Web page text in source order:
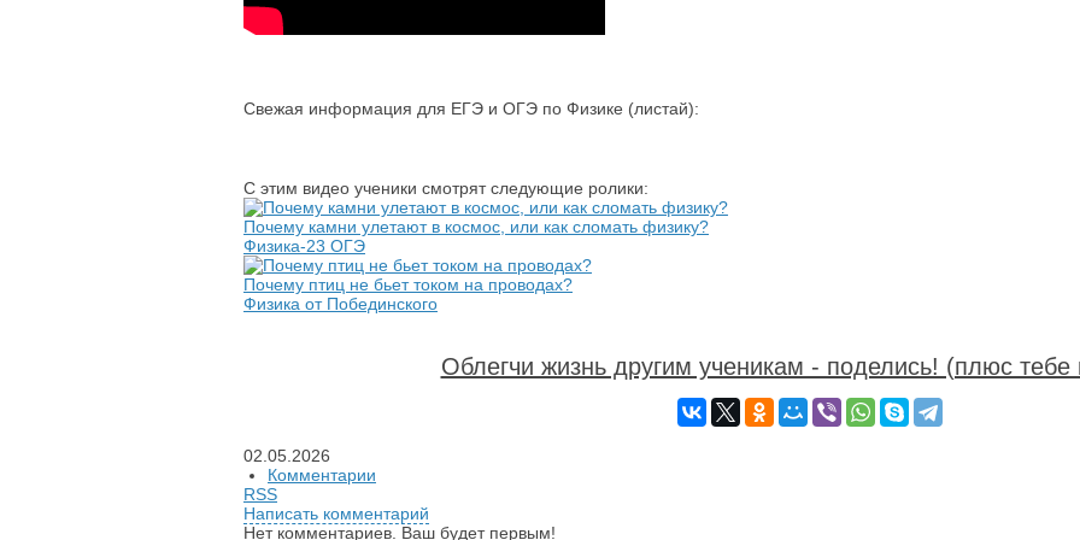
Свежая информация для ЕГЭ и ОГЭ по Физике (листай):
С этим видео ученики смотрят следующие ролики:
Почему камни улетают в космос, или как сломать физику?
Физика-23 ОГЭ
Почему птиц не бьет током на проводах?
Физика от Побединского
Облегчи жизнь другим ученикам - поделись! (плюс тебе
02.05.2026
Комментарии
RSS
Написать комментарий
Нет комментариев. Ваш будет первым!